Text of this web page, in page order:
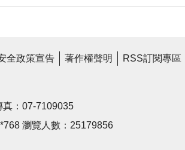
全政策宣告 著作權聲明 RSS訂閱專區
真：07-7109035
瀏覽人數： 25179856